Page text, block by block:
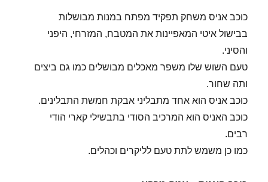
כוכב אניס משחק תפקיד מפתח במנות מבושלות
בבישול איטי המאפיינות את המטבח, המזרחי, היפני
והסיני.
טעם השוש שלו משפר מאכלים מבושלים כמו גם ביצים
ותה שחור.
כוכב אניס הוא אחד מתבליני אבקת חמשת התבלינים.
כוכב האניס הוא המרכיב הסודי בתבשילי קארי הודי
רבים.
כמו כן משמש לתת טעם לליקרים וכהלים.